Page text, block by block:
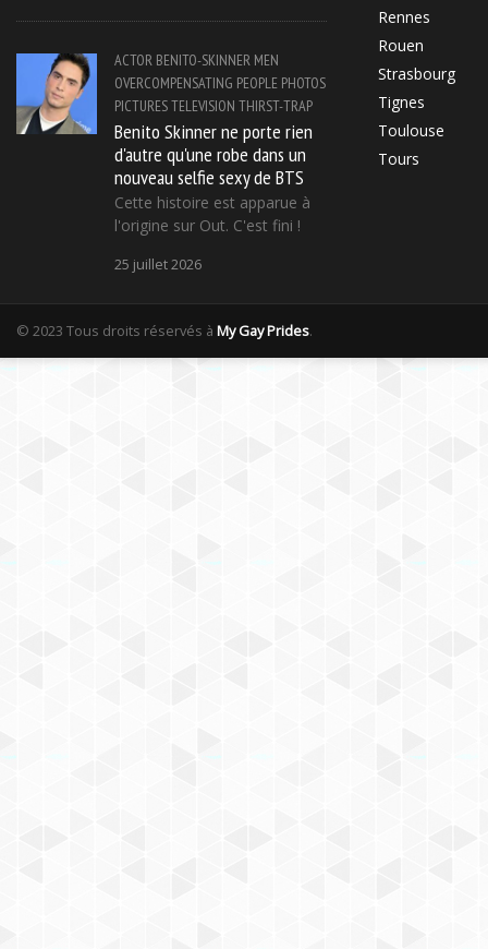
ACTOR BENITO-SKINNER MEN
OVERCOMPENSATING PEOPLE PHOTOS
PICTURESTELEVISION THIRST-TRAP
Benito Skinner ne porte rien
d'autre qu'une robe dans un
nouveau selfie sexy de BTS
Cette histoire est apparue à
l'origine sur Out. C'est fini !
25 juillet 2026
Rennes
Rouen
Strasbourg
Tignes
Toulouse
Tours
© 2023 Tous droits réservés à My Gay Prides.